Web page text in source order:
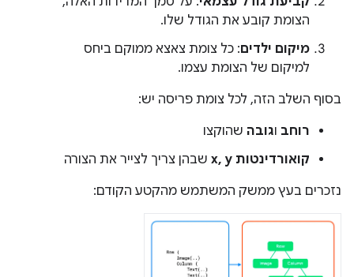
הצומת קובע את הגודל שלו.
מיקום ילדים: כל צומת צאצא ממוקם ביחס
למיקום של הצומת עצמו.
בסוף השלב הזה, לכל צומת פריסה יש:
רוחב וגובה שהוקצו
קואורדינטות x, y
שבהן צריך לצייר את הצורה
נזכרים בעץ ממשק המשתמש מהקטע הקודם: